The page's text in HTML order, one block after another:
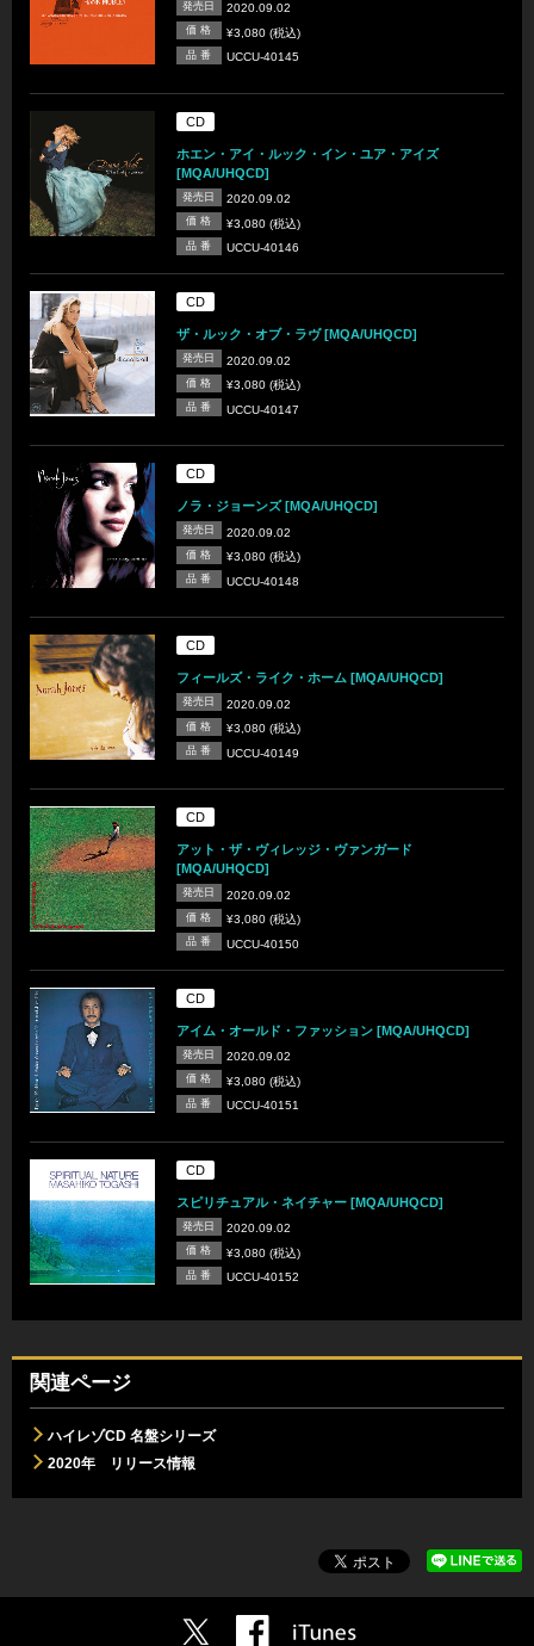
発売日 2020.09.02
価 格 ¥3,080 (税込)
品 番 UCCU-40145
CD
ホエン・アイ・ルック・イン・ユア・アイズ
[MQA/UHQCD]
発売日 2020.09.02
価 格 ¥3,080 (税込)
品 番 UCCU-40146
CD
ザ・ルック・オブ・ラヴ [MQA/UHQCD]
発売日 2020.09.02
価 格 ¥3,080 (税込)
品 番 UCCU-40147
CD
ノラ・ジョーンズ [MQA/UHQCD]
発売日 2020.09.02
価 格 ¥3,080 (税込)
品 番 UCCU-40148
CD
フィールズ・ライク・ホーム [MQA/UHQCD]
発売日 2020.09.02
価 格 ¥3,080 (税込)
品 番 UCCU-40149
CD
アット・ザ・ヴィレッジ・ヴァンガード
[MQA/UHQCD]
発売日 2020.09.02
価 格 ¥3,080 (税込)
品 番 UCCU-40150
CD
アイム・オールド・ファッション [MQA/UHQCD]
発売日 2020.09.02
価 格 ¥3,080 (税込)
品 番 UCCU-40151
CD
スピリチュアル・ネイチャー [MQA/UHQCD]
発売日 2020.09.02
価 格 ¥3,080 (税込)
品 番 UCCU-40152
関連ページ
ハイレゾCD 名盤シリーズ
2020年 リリース情報